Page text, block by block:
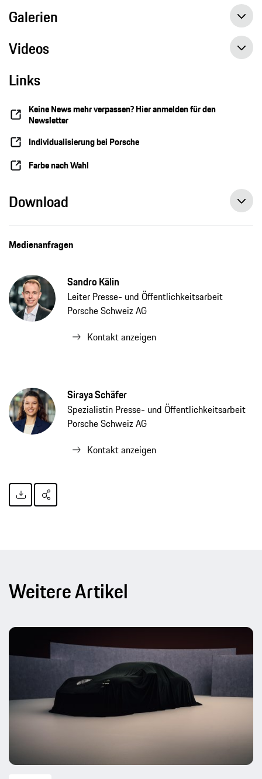
Galerien
Videos
Links
Keine News mehr verpassen? Hier anmelden für den
Newsletter
Individualisierung bei Porsche
Farbe nach Wahl
Download
Medienanfragen
Sandro Kälin
Leiter Presse- und Öffentlichkeitsarbeit
Porsche Schweiz AG
Kontakt anzeigen
Siraya Schäfer
Spezialistin Presse- und Öffentlichkeitsarbeit
Porsche Schweiz AG
Kontakt anzeigen
Weitere Artikel